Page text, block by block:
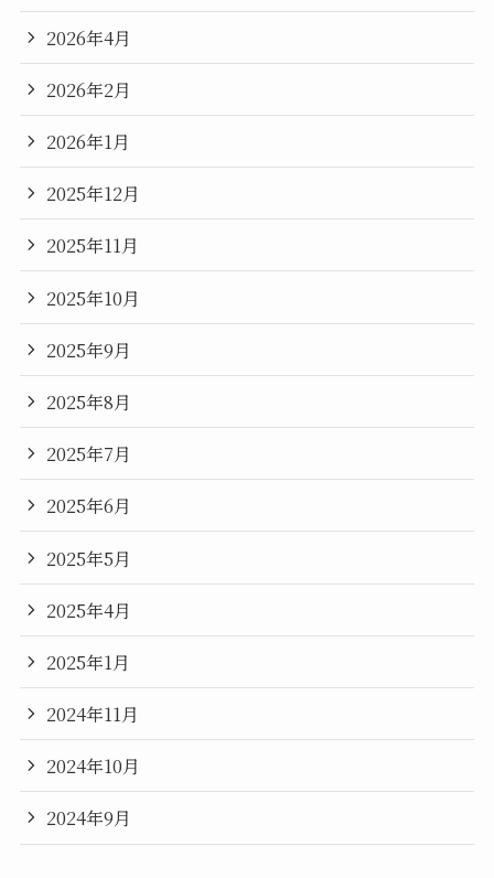
2026年4月
2026年2月
2026年1月
2025年12月
2025年11月
2025年10月
2025年9月
2025年8月
2025年7月
2025年6月
2025年5月
2025年4月
2025年1月
2024年11月
2024年10月
2024年9月